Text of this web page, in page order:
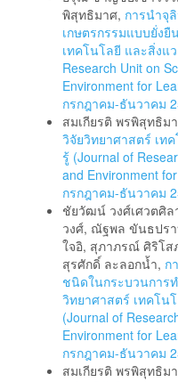
พิสุทธิมาศ, การนำจุ
เกษตรกรรมแบบยั่งยื
เทคโนโลยี และสิ่งแ
Research Unit on
Environment for
กรกฎาคม-ธันวาคม
สมเกียรติ พรพิสุทธิม
วิจัยวิทยาศาสตร์ เท
รู้ (Journal of
and Environment
กรกฎาคม-ธันวาคม
ชัยวัฒน์ วงศ์เศวตศิล
วงศ์, ณัฐพล ขันธปร
ใจอิ, สุภาภรณ์ ศิริโ
สุรศักดิ์ ละลอกน้ำ, ก
ชนิดในกระบวนการ
วิทยาศาสตร์ เทคโน
(Journal of
Environment for
กรกฎาคม-ธันวาคม
สมเกียรติ พรพิสุทธิม